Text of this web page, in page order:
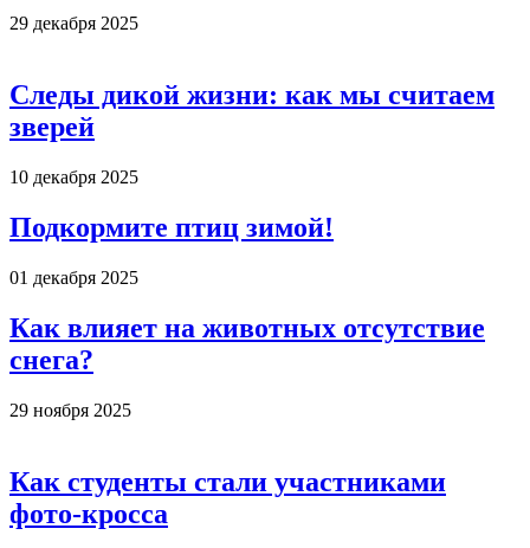
29 декабря 2025
Следы дикой жизни: как мы считаем
зверей
10 декабря 2025
Подкормите птиц зимой!
01 декабря 2025
Как влияет на животных отсутствие
снега?
29 ноября 2025
Как студенты стали участниками
фото-кросса